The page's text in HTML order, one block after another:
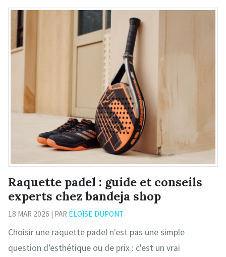
Raquette padel : guide et conseils
experts chez bandeja shop
18 MAR 2026 | PAR ÉLOÏSE DUPONT
Choisir une raquette padel n'est pas une simple
question d'esthétique ou de prix : c'est un vrai